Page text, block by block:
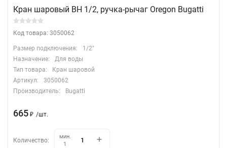
Кран шаровый ВН 1/2, ручка-рычаг Oregon Bugatti
Код товара: 3050062
Размер подключения:
1/2"
Назначение:
Для воды
Тип товара:
Кран шаровой
Артикул:
3050062
Производитель:
Bugatti
665 ₽ /шт.
Количество:
мин.
1